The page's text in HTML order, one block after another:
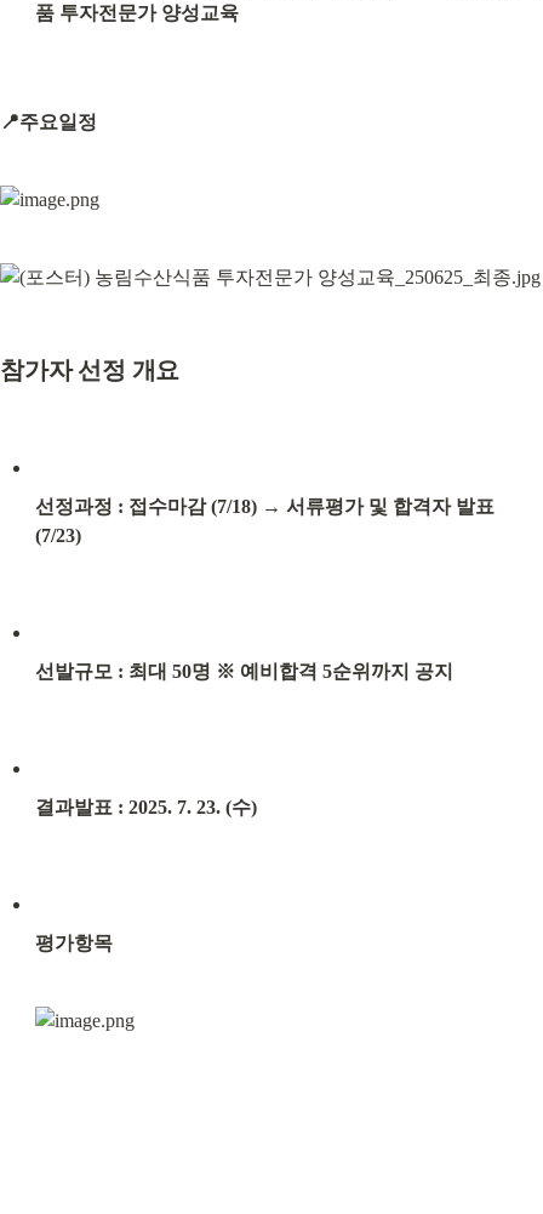
품 투자전문가 양성교육
📍주요일정
참가자 선정 개요
선정과정 : 접수마감 (7/18) → 서류평가 및 합격자 발표
(7/23)
선발규모 : 최대 50명 ※ 예비합격 5순위까지 공지
결과발표 : 2025. 7. 23. (수)
평가항목